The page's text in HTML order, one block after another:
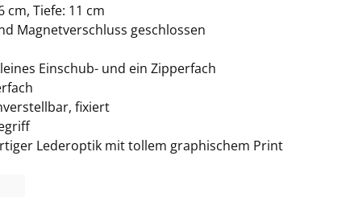
cm, Tiefe: 11 cm
Magnetverschluss geschlossen
Einschub- und ein Zipperfach
fixiert
Lederoptik mit tollem graphischem Print